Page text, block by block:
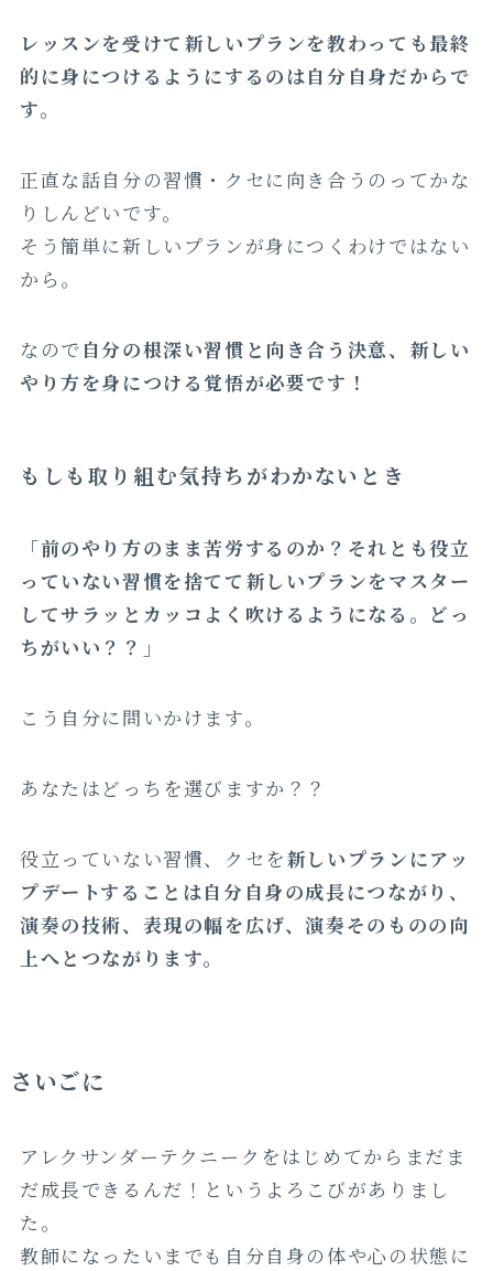
レッスンを受けて新しいプランを教わっても最終
的に身につけるようにするのは自分自身だからで
す。
正直な話自分の習慣・クセに向き合うのってかな
りしんどいです。
そう簡単に新しいプランが身につくわけではない
から。
なので 自分の根深い習慣と向き合う決意、新しい
やり方を身につける覚悟が必要です！
もしも取り組む気持ちがわかないとき
「前のやり方のまま苦労するのか？それとも役立
っていない習慣を捨てて新しいプランをマスター
してサラッとカッコよく吹けるようになる。どっ
ちがいい？？」
こう自分に問いかけます。
あなたはどっちを選びますか？？
役立っていない習慣、クセを新しいプランにアッ
プデートすることは自分自身の成長につながり、
演奏の技術、表現の幅を広げ、演奏そのものの向
上へとつながります。
さいごに
アレクサンダーテクニークをはじめてからまだま
だ成長できるんだ！というよろこびがありまし
た。
教師になったいまでも自分自身の体や心の状態に